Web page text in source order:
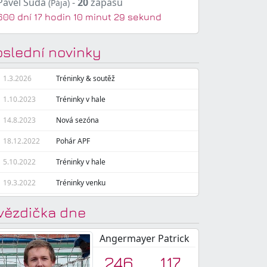
(Pája)
dní 17 hodin 10 minut 30 sekund
novinky
1.3.2026 Tréninky & soutěž
1.10.2023 Tréninky v hale
14.8.2023 Nová sezóna
18.12.2022 Pohár APF
5.10.2022 Tréninky v hale
19.3.2022 Tréninky venku
dne
Angermayer Patrick